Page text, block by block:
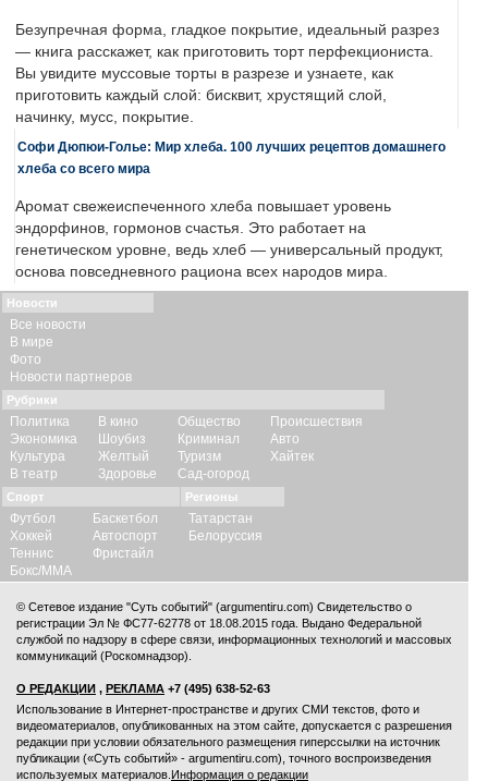
Безупречная форма, гладкое покрытие, идеальный разрез
— книга расскажет, как приготовить торт перфекциониста.
Вы увидите муссовые торты в разрезе и узнаете, как
приготовить каждый слой: бисквит, хрустящий слой,
начинку, мусс, покрытие.
Софи Дюпюи-Голье: Мир хлеба. 100 лучших рецептов домашнего
хлеба со всего мира
Аромат свежеиспеченного хлеба повышает уровень
эндорфинов, гормонов счастья. Это работает на
генетическом уровне, ведь хлеб — универсальный продукт,
основа повседневного рациона всех народов мира.
Новости
Все новости
В мире
Фото
Новости партнеров
Рубрики
Политика
Экономика
Культура
В театр
В кино
Шоубиз
Желтый
Здоровье
Общество
Криминал
Туризм
Сад-огород
Происшествия
Авто
Хайтек
Спорт
Футбол
Хоккей
Теннис
Бокс/ММА
Баскетбол
Автоспорт
Фристайл
Регионы
Татарстан
Белоруссия
© Сетевое издание "Суть событий" (argumentiru.com) Свидетельство о
регистрации Эл № ФС77-62778 от 18.08.2015 года. Выдано Федеральной
службой по надзору в сфере связи, информационных технологий и массовых
коммуникаций (Роскомнадзор).
О РЕДАКЦИИ , РЕКЛАМА +7 (495) 638-52-63
Использование в Интернет-пространстве и других СМИ текстов, фото и
видеоматериалов, опубликованных на этом сайте, допускается с разрешения
редакции при условии обязательного размещения гиперссылки на источник
публикации («Суть событий» - argumentiru.com), точного воспроизведения
используемых материалов. Информация о редакции